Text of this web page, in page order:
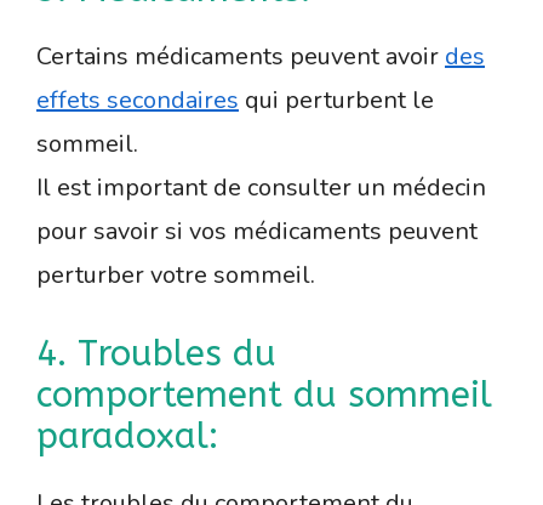
Certains médicaments peuvent avoirdes
effets secondaires qui perturbent le
sommeil.
Il est important de consulter un médecin
pour savoir si vos médicaments peuvent
perturber votre sommeil.
4. Troubles du
comportement du sommeil
paradoxal: